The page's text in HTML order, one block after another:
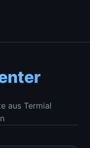
aus Termial